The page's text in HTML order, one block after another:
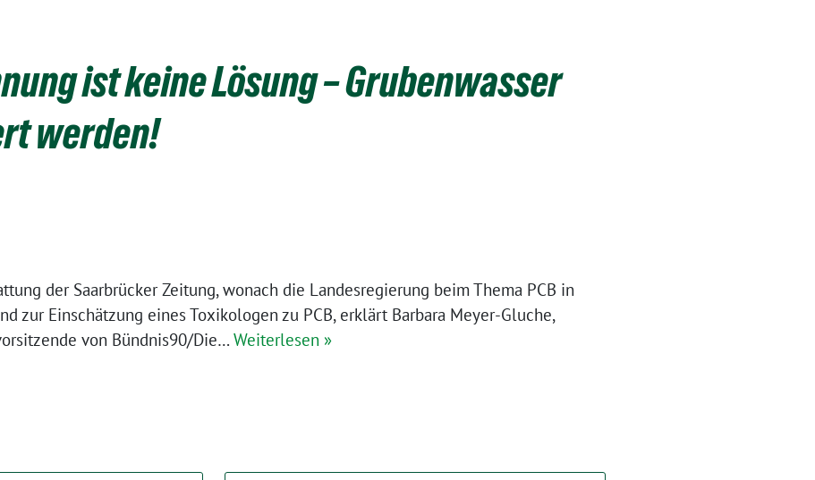
ist keine Lösung – Grubenwasser
werden!
der Saarbrücker Zeitung, wonach die Landesregierung beim Thema PCB in
zur Einschätzung eines Toxikologen zu PCB, erklärt Barbara Meyer-Gluche,
von Bündnis90/Die… Weiterlesen »